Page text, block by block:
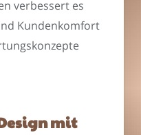
verbessert es
Kundenkomfort
mit